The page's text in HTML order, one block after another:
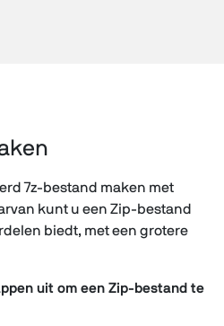
7z-bestand maken met
kunt u een Zip-bestand
biedt, met een grotere
uit om een Zip-bestand te